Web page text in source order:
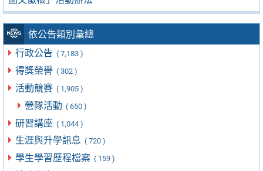
依公告類別彙總
行政公告 ( 7,183 )
得獎榮譽 ( 302 )
活動競賽 ( 1,905 )
營隊活動 ( 650 )
研習講座 ( 1,044 )
生涯與升學訊息 ( 720 )
學生學習歷程檔案 ( 159 )